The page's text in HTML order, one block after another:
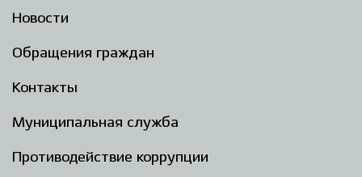
Новости
Обращения граждан
Контакты
Муниципальная служба
Противодействие коррупции